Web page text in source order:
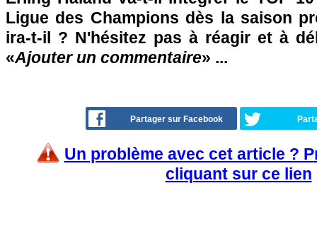
Ligue des Champions dès la saison
ira-t-il ? N'hésitez pas à réagir et à
«Ajouter un commentaire» ...
Partager sur Facebook
Un problème avec cet article ?
cliquant sur ce lien